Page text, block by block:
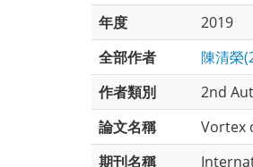
年度
2019
全部作者
陳清榮
作者類別
2nd
論文名稱
Vortex
期刊名稱